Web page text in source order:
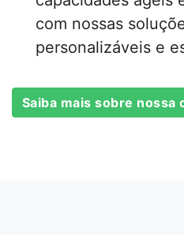
com nossas
personalizáveis e
Saiba mais sobre nossa